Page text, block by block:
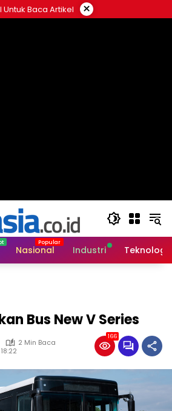
Untuk Baca Artikel ×
Nasional Industri Teknologi
Bus New V Series
2 Min Baca
166